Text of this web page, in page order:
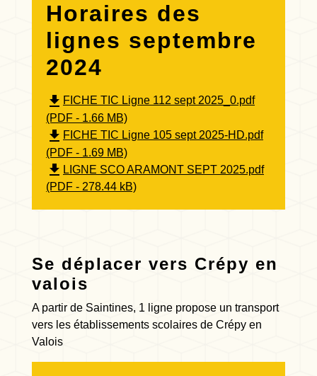
Horaires des
lignes septembre
2024
file_download FICHE TIC Ligne 112 sept 2025_0.pdf
(PDF - 1.66 MB)
file_download FICHE TIC Ligne 105 sept 2025-HD.pdf
(PDF - 1.69 MB)
file_download LIGNE SCO ARAMONT SEPT 2025.pdf
(PDF - 278.44 kB)
Se déplacer vers Crépy en
valois
A partir de Saintines, 1 ligne propose un transport
vers les établissements scolaires de Crépy en
Valois